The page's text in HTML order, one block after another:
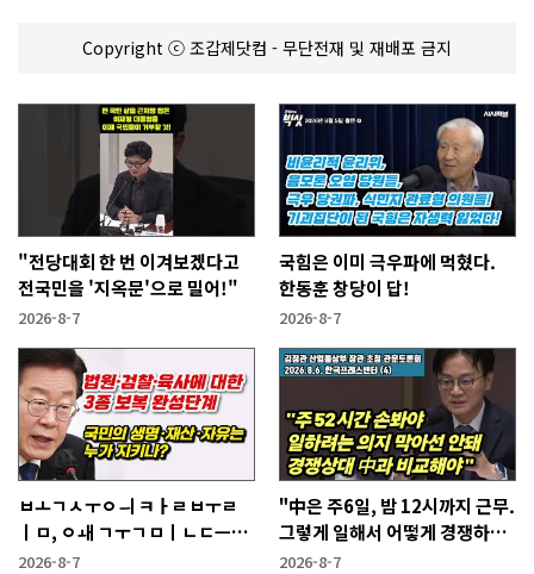
Copyright ⓒ 조갑제닷컴 - 무단전재 및 재배포 금지
"전당대회 한 번 이겨보겠다고
전국민을 '지옥문'으로 밀어!"
2026-8-7
국힘은 이미 극우파에 먹혔다.
한동훈 창당이 답!
2026-8-7
ㅂㅗㄱㅅㅜㅇㅢ ㅋㅏㄹㅂㅜㄹ
ㅣㅁ, ㅇㅙ ㄱㅜㄱㅁㅣㄴㄷㅡㄹ
ㅇㅣ ㄷㅏㅇㅎㅐㅇㅑ ㅎㅏㄴㅏ?
2026-8-7
"中은 주6일, 밤 12시까지 근무.
그렇게 일해서 어떻게 경쟁하냐
반문하더라"
2026-8-7